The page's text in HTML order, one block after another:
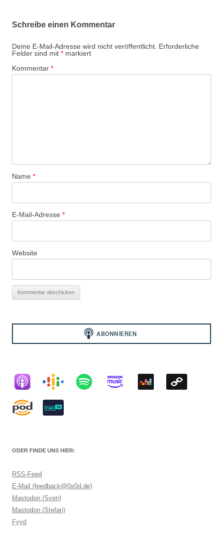
Schreibe einen Kommentar
Deine E-Mail-Adresse wird nicht veröffentlicht. Erforderliche
Felder sind mit * markiert
Kommentar *
Name *
E-Mail-Adresse *
Website
ODER FINDE UNS HIER:
RSS-Feed
E-Mail (feedback@0x0d.de)
Mastodon (Sven)
Mastodon (Stefan)
Fyyd